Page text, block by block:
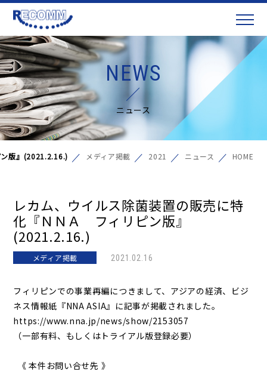
NEWS
ニュース
HOME
ニュース
2021
メディア掲載
版』(2021.2.16.)
レカム、ウイルス除菌装置の販売に特
化『ＮＮＡ フィリピン版』
(2021.2.16.)
メディア掲載 2021.02.16
フィリピンでの事業再編につきまして、アジアの経済、ビジ
ネス情報紙『NNA ASIA』に記事が掲載されました。
https://www.nna.jp/news/show/2153057
（一部有料、もしくはトライアル版登録必要）
《 本件お問い合せ先 》